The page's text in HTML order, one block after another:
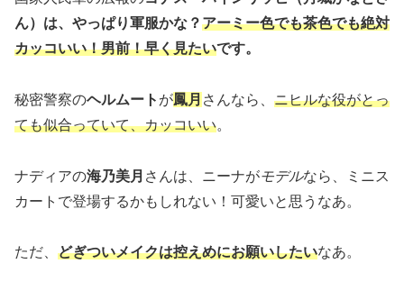
ん）は、やっぱり軍服かな？アーミー色でも茶色でも絶対
カッコいい！男前！早く見たいです。
秘密警察のヘルムート が鳳月 さんなら、 ニヒルな役がとっ
ても似合っていて、カッコいい。
ナディアの海乃美月 さんは、ニーナがモデルなら、ミニス
カートで登場するかもしれない！可愛いと思うなあ。
ただ、 どぎついメイクは控えめにお願いしたいなあ。